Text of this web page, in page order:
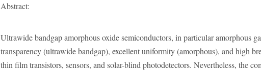
Abstract:
Ultrawide bandgap amorphous oxide semiconductors, in particular amorphous
transparency (ultrawide bandgap), excellent uniformity (amorphous), and high
thin film transistors, sensors, and solar-blind photodetectors. Nevertheless, the